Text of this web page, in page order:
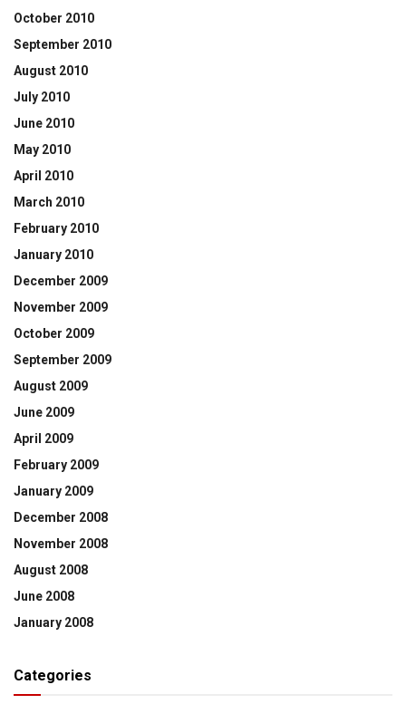
October 2010
September 2010
August 2010
July 2010
June 2010
May 2010
April 2010
March 2010
February 2010
January 2010
December 2009
November 2009
October 2009
September 2009
August 2009
June 2009
April 2009
February 2009
January 2009
December 2008
November 2008
August 2008
June 2008
January 2008
Categories